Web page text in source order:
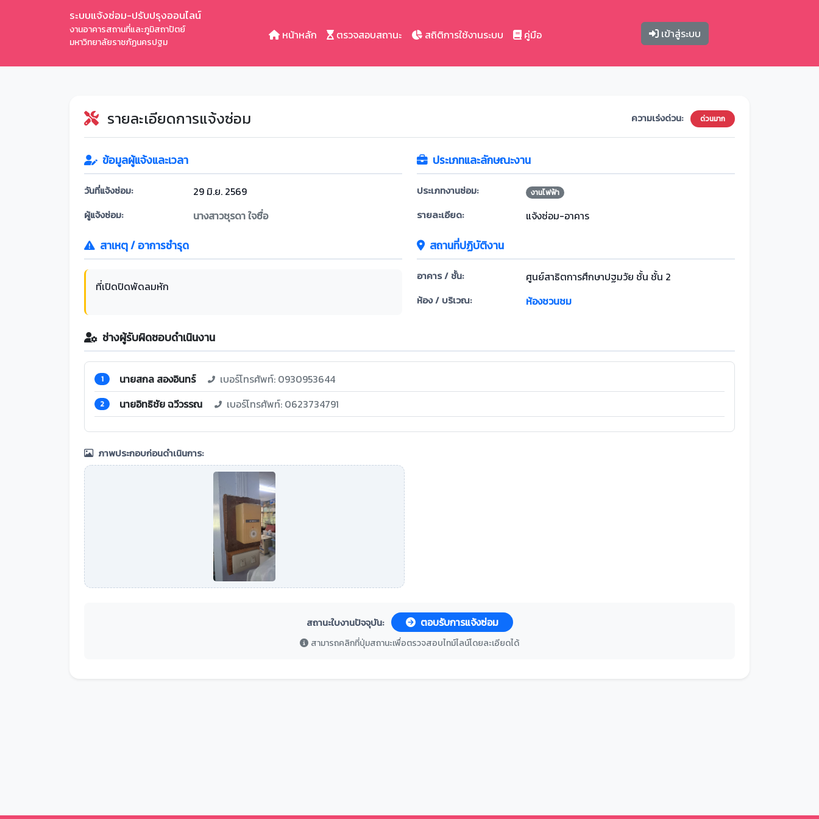
ระบบแจ้งซ่อม-ปรับปรุงออนไลน์
งานอาคารสถานที่และภูมิสถาปัตย์
มหาวิทยาลัยราชภัฏนครปฐม
หน้าหลัก ตรวจสอบสถานะ สถิติการใช้งานระบบ คู่มือ เข้าสู่ระบบ
รายละเอียดการแจ้งซ่อม ความเร่งด่วน: ด่วนมาก
ข้อมูลผู้แจ้งและเวลา
วันที่แจ้งซ่อม: 29 มิ.ย. 2569
ผู้แจ้งซ่อม: นางสาวชุรดา ใจซื่อ
ประเภทและลักษณะงาน
ประเภทงานซ่อม: งานไฟฟ้า
รายละเอียด: แจ้งซ่อม-อาคาร
สาเหตุ / อาการชำรุด
ที่เปิดปิดพัดลมหัก
สถานที่ปฏิบัติงาน
อาคาร / ชั้น: ศูนย์สาธิตการศึกษาปฐมวัย ชั้น ชั้น 2
ห้อง / บริเวณ: ห้องชวนชม
ช่างผู้รับผิดชอบดำเนินงาน
1 นายสกล สองอินทร์ เบอร์โทรศัพท์: 0930953644
2 นายอิทธิชัย ฉวีวรรณ เบอร์โทรศัพท์: 0623734791
ภาพประกอบก่อนดำเนินการ:
สถานะใบงานปัจจุบัน: ตอบรับการแจ้งซ่อม
สามารถคลิกที่ปุ่มสถานะเพื่อตรวจสอบไทม์ไลน์โดยละเอียดได้